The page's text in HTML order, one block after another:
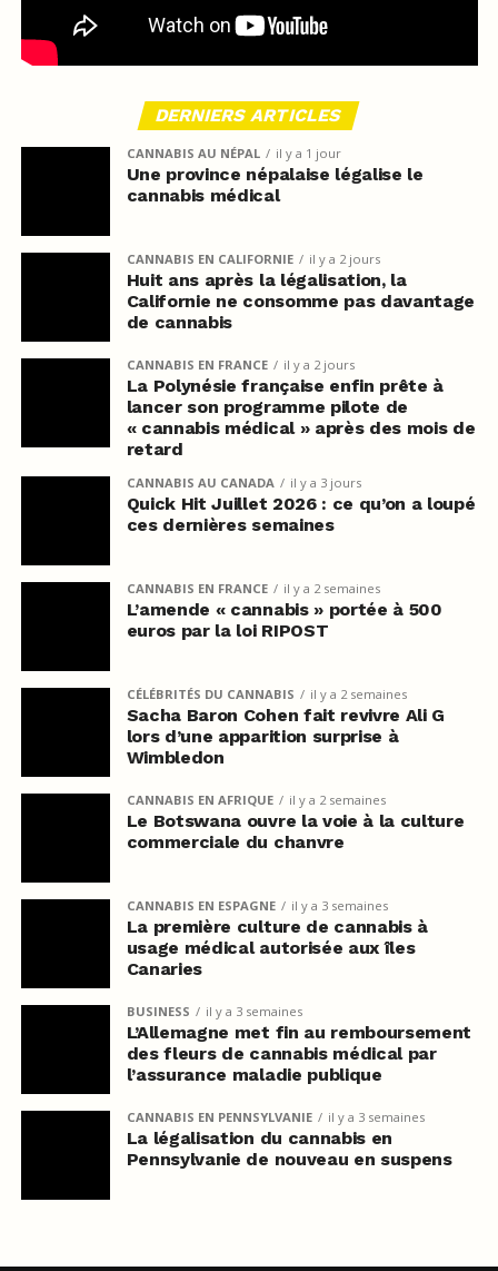
DERNIERS ARTICLES
CANNABIS AU NÉPAL il y a 1 jour
Une province népalaise légalise le
cannabis médical
CANNABIS EN CALIFORNIE il y a 2 jours
Huit ans après la légalisation, la
Californie ne consomme pas davantage
de cannabis
CANNABIS EN FRANCE il y a 2 jours
La Polynésie française enfin prête à
lancer son programme pilote de
« cannabis médical » après des mois de
retard
CANNABIS AU CANADA il y a 3 jours
Quick Hit Juillet 2026 : ce qu’on a loupé
ces dernières semaines
CANNABIS EN FRANCE il y a 2 semaines
L’amende « cannabis » portée à 500
euros par la loi RIPOST
CÉLÉBRITÉS DU CANNABIS il y a 2 semaines
Sacha Baron Cohen fait revivre Ali G
lors d’une apparition surprise à
Wimbledon
CANNABIS EN AFRIQUE il y a 2 semaines
Le Botswana ouvre la voie à la culture
commerciale du chanvre
CANNABIS EN ESPAGNE il y a 3 semaines
La première culture de cannabis à
usage médical autorisée aux îles
Canaries
BUSINESS il y a 3 semaines
L’Allemagne met fin au remboursement
des fleurs de cannabis médical par
l’assurance maladie publique
CANNABIS EN PENNSYLVANIE il y a 3 semaines
La légalisation du cannabis en
Pennsylvanie de nouveau en suspens